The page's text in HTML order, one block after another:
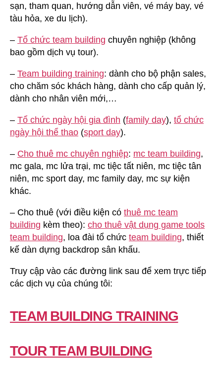
sạn, tham quan, hướng dẫn viên, vé máy bay, vé
tàu hỏa, xe du lịch).
– Tổ chức team building chuyên nghiệp (không
bao gồm dịch vụ tour).
– Team building training: dành cho bộ phận sales,
cho chăm sóc khách hàng, dành cho cấp quản lý,
dành cho nhân viên mới,…
– Tổ chức ngày hội gia đình (family day), tổ chức
ngày hội thể thao (sport day).
– Cho thuê mc chuyên nghiệp: mc team building,
mc gala, mc lửa trại, mc tiệc tất niên, mc tiệc tân
niên, mc sport day, mc family day, mc sự kiện
khác.
– Cho thuê (với điều kiện có thuê mc team
building kèm theo): cho thuê vật dụng game tools
team building, loa đài tổ chức team building, thiết
kế dàn dựng backdrop sân khấu.
Truy cập vào các đường link sau để xem trực tiếp
các dịch vụ của chúng tôi:
TEAM BUILDING TRAINING
TOUR TEAM BUILDING